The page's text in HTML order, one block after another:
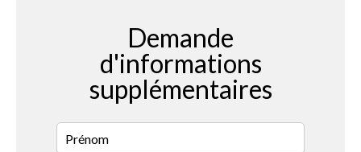
Demande
d'informations
supplémentaires